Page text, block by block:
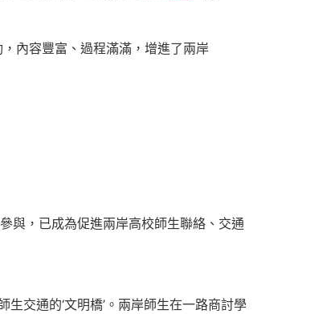
內容豐富、過程滿滿，增進了兩岸
與，已成為促進兩岸高校師生聯絡、交通
交通的‘文明橋’。兩岸師生在一路商討學